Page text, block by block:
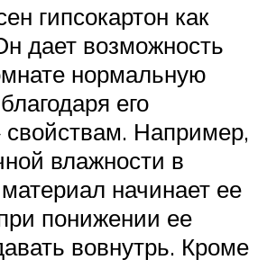
гипсокартон как
дает возможность
нормальную
его
Например,
влажности в
начинает ее
понижении ее
вовнутрь. Кроме